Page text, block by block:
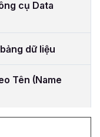
cụ Data
dữ liệu
Tên (Name